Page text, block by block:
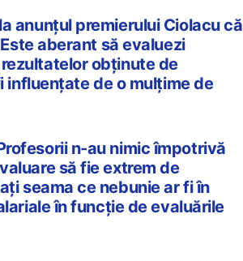
anunțul premierului Ciolacu că
aberant să evaluezi
obținute de
influențate de o mulțime de
n-au nimic împotrivă
să fie extrem de
seama ce nebunie ar fi în
în funcție de evaluările